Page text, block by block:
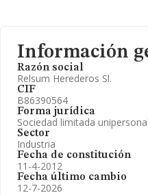
Información
Razón social
Relsum Herederos Sl.
CIF
B86390564
Forma jurídica
Sociedad limitada unipersonal
Sector
Industria
Fecha de constitución
11-4-2012
Fecha último cambio
12-7-2026